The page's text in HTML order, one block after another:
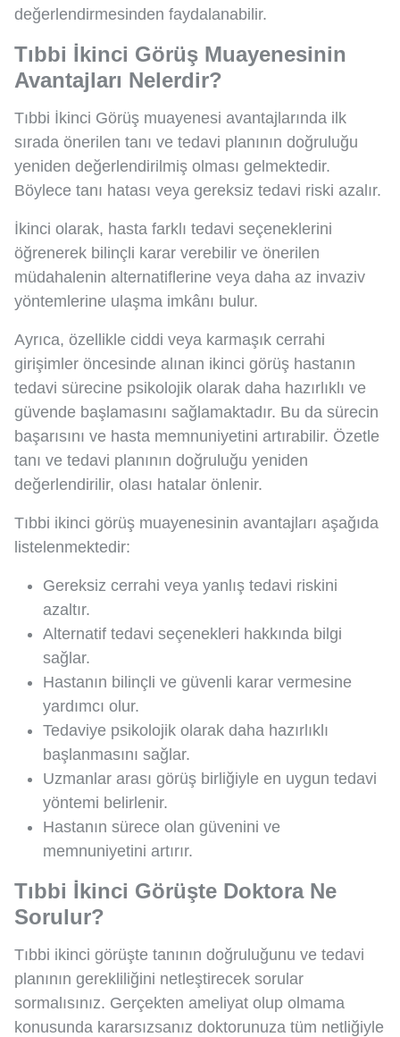
değerlendirmesinden faydalanabilir.
Tıbbi İkinci Görüş Muayenesinin
Avantajları Nelerdir?
Tıbbi İkinci Görüş muayenesi avantajlarında ilk
sırada önerilen tanı ve tedavi planının doğruluğu
yeniden değerlendirilmiş olması gelmektedir.
Böylece tanı hatası veya gereksiz tedavi riski azalır.
İkinci olarak, hasta farklı tedavi seçeneklerini
öğrenerek bilinçli karar verebilir ve önerilen
müdahalenin alternatiflerine veya daha az invaziv
yöntemlerine ulaşma imkânı bulur.
Ayrıca, özellikle ciddi veya karmaşık cerrahi
girişimler öncesinde alınan ikinci görüş hastanın
tedavi sürecine psikolojik olarak daha hazırlıklı ve
güvende başlamasını sağlamaktadır. Bu da sürecin
başarısını ve hasta memnuniyetini artırabilir. Özetle
tanı ve tedavi planının doğruluğu yeniden
değerlendirilir, olası hatalar önlenir.
Tıbbi ikinci görüş muayenesinin avantajları aşağıda
listelenmektedir:
Gereksiz cerrahi veya yanlış tedavi riskini
azaltır.
Alternatif tedavi seçenekleri hakkında bilgi
sağlar.
Hastanın bilinçli ve güvenli karar vermesine
yardımcı olur.
Tedaviye psikolojik olarak daha hazırlıklı
başlanmasını sağlar.
Uzmanlar arası görüş birliğiyle en uygun tedavi
yöntemi belirlenir.
Hastanın sürece olan güvenini ve
memnuniyetini artırır.
Tıbbi İkinci Görüşte Doktora Ne
Sorulur?
Tıbbi ikinci görüşte tanının doğruluğunu ve tedavi
planının gerekliliğini netleştirecek sorular
sormalısınız. Gerçekten ameliyat olup olmama
konusunda kararsızsanız doktorunuza tüm netliğiyle